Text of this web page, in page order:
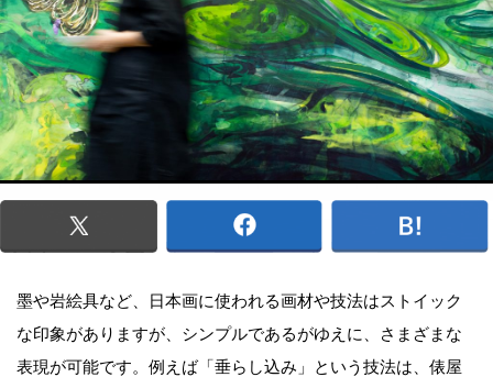
墨や岩絵具など、日本画に使われる画材や技法はストイック
な印象がありますが、シンプルであるがゆえに、さまざまな
表現が可能です。例えば「垂らし込み」という技法は、俵屋